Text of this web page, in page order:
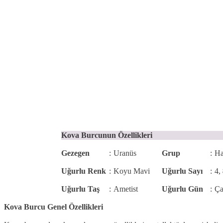
Kova Burcunun Özellikleri
Gezegen : Uranüs Grup :
Uğurlu Renk : Koyu Mavi Uğurlu Sayı : 4,
Uğurlu Taş : Ametist Uğurlu Gün :
Kova Burcu Genel Özellikleri